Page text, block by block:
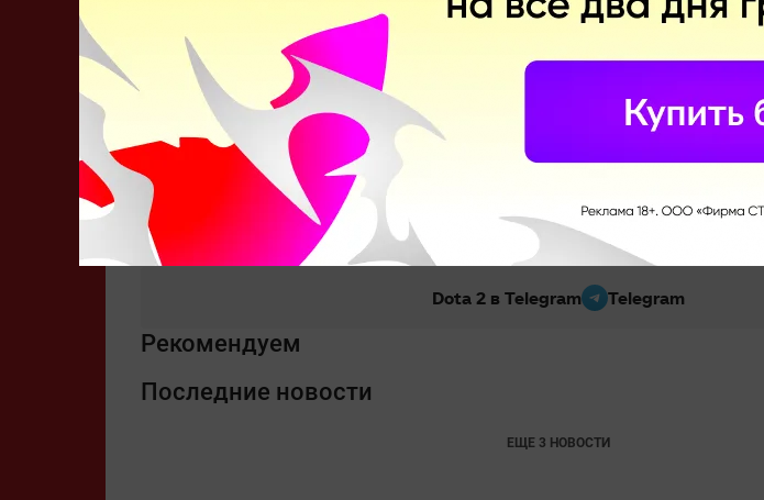
Проверь себя на внимательность и забирай приз!
ПРОВЕРИТЬ
Dota 2 в Telegram Telegram
Рекомендуем
Последние новости
ЕЩЕ 3 НОВОСТИ